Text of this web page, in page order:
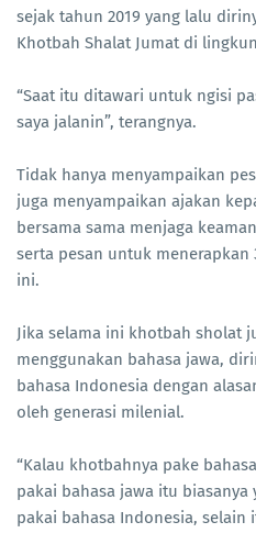
sejak tahun 2019 yang lalu
Khotbah Shalat Jumat di
“Saat itu ditawari untuk ngisi
saya jalanin”, terangnya.
Tidak hanya menyampaikan
juga menyampaikan ajakan
bersama sama menjaga
serta pesan untuk menerapkan
ini.
Jika selama ini khotbah sholat
menggunakan bahasa jawa,
bahasa Indonesia dengan
oleh generasi milenial.
“Kalau khotbahnya pake
pakai bahasa jawa itu
pakai bahasa Indonesia,